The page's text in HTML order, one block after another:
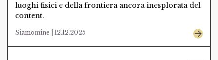
luoghi fisici e della frontiera ancora inesplorata del
content.
Siamomine | 12.12.2025